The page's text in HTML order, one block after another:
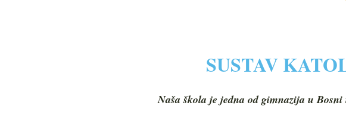
SUSTAV
Naša škola je jedna od gimnazija u